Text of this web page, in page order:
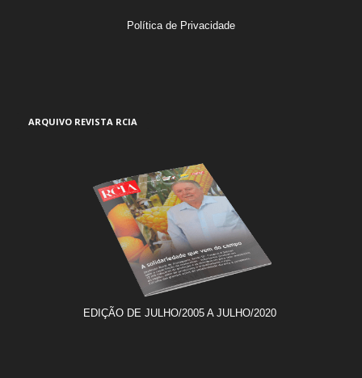
Política de Privacidade
ARQUIVO REVISTA RCIA
EDIÇÃO DE JULHO/2005 A JULHO/2020